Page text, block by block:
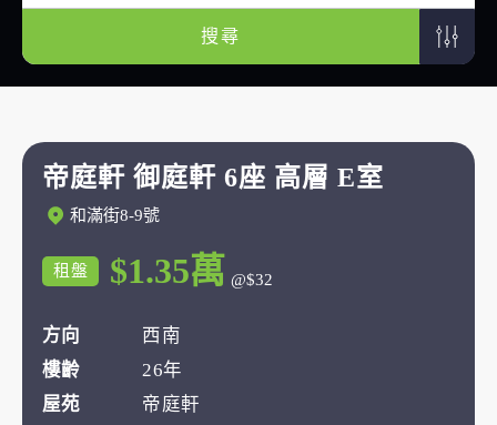
搜尋
帝庭軒 御庭軒 6座 高層 E室
和滿街8-9號
租盤 $1.35萬 @$32
方向
西南
樓齡
26年
屋苑
帝庭軒